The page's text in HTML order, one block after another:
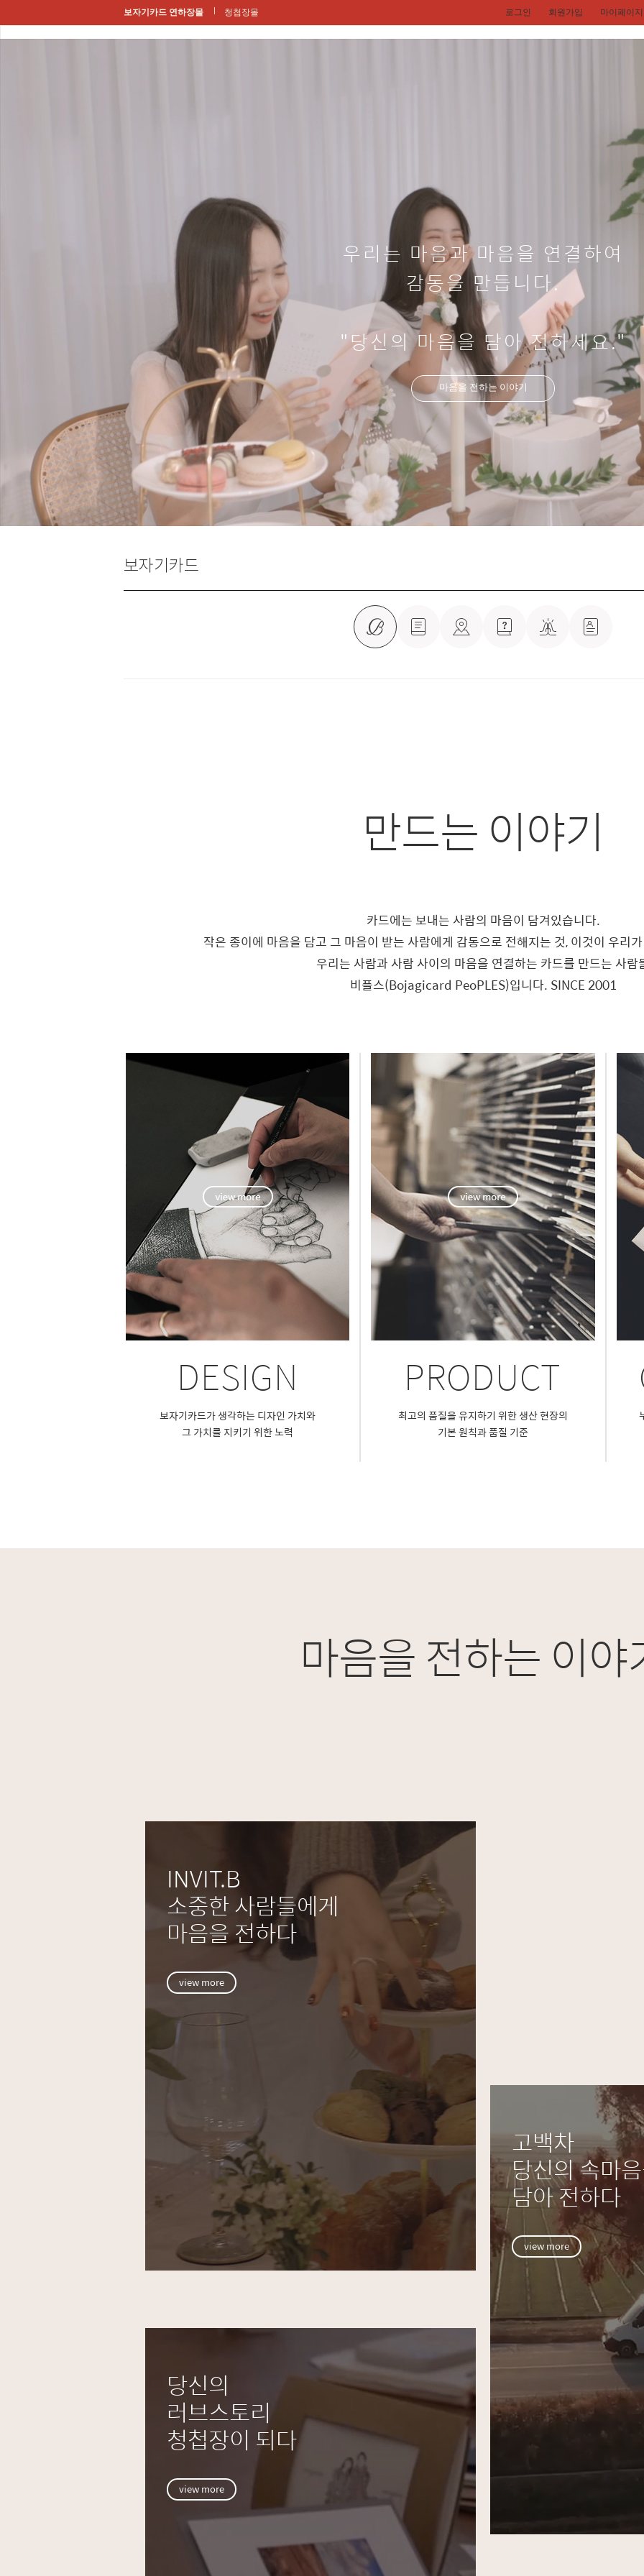
보자기카드 연하장몰 청첩장몰 로그인 회원가입 마이페이지
우리는 마음과 마음을 연결하여
감동을 만듭니다.
"당신의 마음을 담아 전하세요."
마음을 전하는 이야기
보자기카드
만드는 이야기
카드에는 보내는 사람의 마음이 담겨있습니다.
작은 종이에 마음을 담고 그 마음이 받는 사람에게 감동으로 전해지는 것, 이것이 우리
우리는 사람과 사람 사이의 마음을 연결하는 카드를 만드는 사람
비플스(Bojagicard PeoPLES)입니다. SINCE 2001
DESIGN
보자기카드가 생각하는 디자인 가치와
그 가치를 지키기 위한 노력
PRODUCT
최고의 품질을 유지하기 위한 생산 현장의
기본 원칙과 품질 기준
마음을 전하는 이야
INVIT.B
소중한 사람들에게
마음을 전하다
view more
당신의
러브스토리
청첩장이 되다
view more
고백차
당신의 속마
담아 전하다
view more